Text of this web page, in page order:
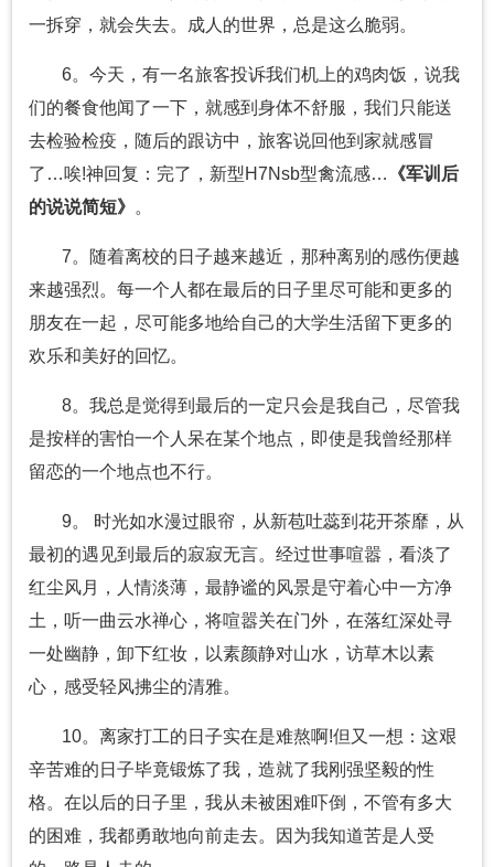
一拆穿，就会失去。成人的世界，总是这么脆弱。
6。今天，有一名旅客投诉我们机上的鸡肉饭，说我
们的餐食他闻了一下，就感到身体不舒服，我们只能送
去检验检疫，随后的跟访中，旅客说回他到家就感冒
了…唉!神回复：完了，新型H7Nsb型禽流感…
《军训后
的说说简短》 。
7。随着离校的日子越来越近，那种离别的感伤便越
来越强烈。每一个人都在最后的日子里尽可能和更多的
朋友在一起，尽可能多地给自己的大学生活留下更多的
欢乐和美好的回忆。
8。我总是觉得到最后的一定只会是我自己，尽管我
是按样的害怕一个人呆在某个地点，即使是我曾经那样
留恋的一个地点也不行。
9。 时光如水漫过眼帘，从新苞吐蕊到花开茶靡，从
最初的遇见到最后的寂寂无言。经过世事喧嚣，看淡了
红尘风月，人情淡薄，最静谧的风景是守着心中一方净
土，听一曲云水禅心，将喧嚣关在门外，在落红深处寻
一处幽静，卸下红妆，以素颜静对山水，访草木以素
心，感受轻风拂尘的清雅。
10。离家打工的日子实在是难熬啊!但又一想：这艰
辛苦难的日子毕竟锻炼了我，造就了我刚强坚毅的性
格。在以后的日子里，我从未被困难吓倒，不管有多大
的困难，我都勇敢地向前走去。因为我知道苦是人受